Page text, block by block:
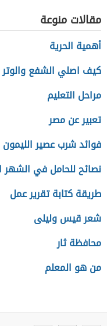
مقالات منوعة
أهمية الحرية
كيف اصلي الشفع والوتر
مراحل التعليم
تعبير عن مصر
فوائد شرب عصير الليمون
نصائح للحامل في
طريقة كتابة تقرير عمل
شعر قيس وليلى
محافظة ثار
من هو المعلم